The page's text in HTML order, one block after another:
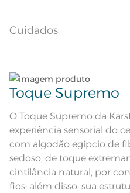
Quantidade de Peças
Descrição Visual
Composição
Cuidados
Lave tipos de tecidos
Não lave cores claras e
ciclo;
Lave as peças no ciclo
sua lavadora;
Enxágue as peças com
Toque Supremo
O Toque Supremo da
experiência sensorial do
com algodão egípcio de
sedoso, de toque
cintilância natural, por
fios; além disso, sua